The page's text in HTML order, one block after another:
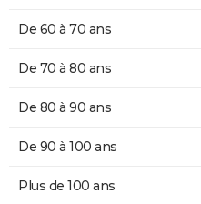
De 60 à 70 ans
De 70 à 80 ans
De 80 à 90 ans
De 90 à 100 ans
Plus de 100 ans